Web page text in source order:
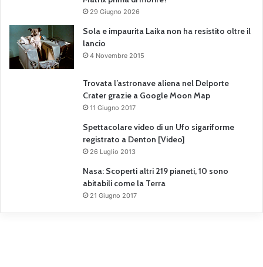
29 Giugno 2026
Sola e impaurita Laika non ha resistito oltre il
lancio
4 Novembre 2015
Trovata l’astronave aliena nel Delporte
Crater grazie a Google Moon Map
11 Giugno 2017
Spettacolare video di un Ufo sigariforme
registrato a Denton [Video]
26 Luglio 2013
Nasa: Scoperti altri 219 pianeti, 10 sono
abitabili come la Terra
21 Giugno 2017